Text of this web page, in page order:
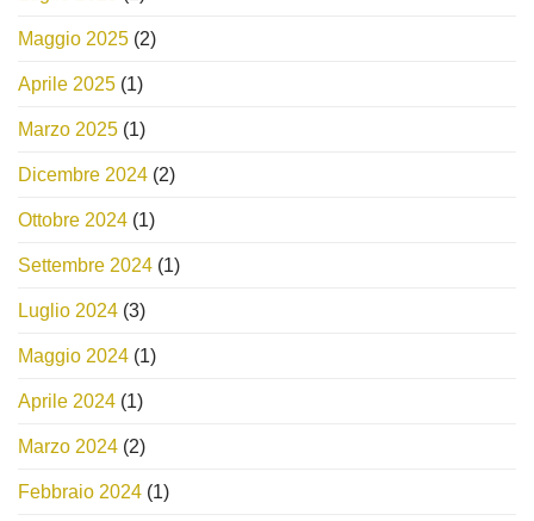
Maggio 2025 (2)
Aprile 2025 (1)
Marzo 2025 (1)
Dicembre 2024 (2)
Ottobre 2024 (1)
Settembre 2024 (1)
Luglio 2024 (3)
Maggio 2024 (1)
Aprile 2024 (1)
Marzo 2024 (2)
Febbraio 2024 (1)